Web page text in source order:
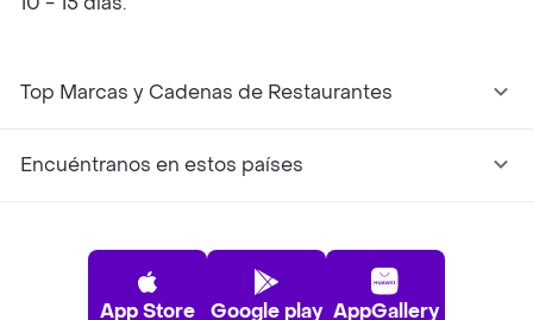
Top Marcas y Cadenas de Restaurantes
Encuéntranos en estos países
App Store Google play AppGallery